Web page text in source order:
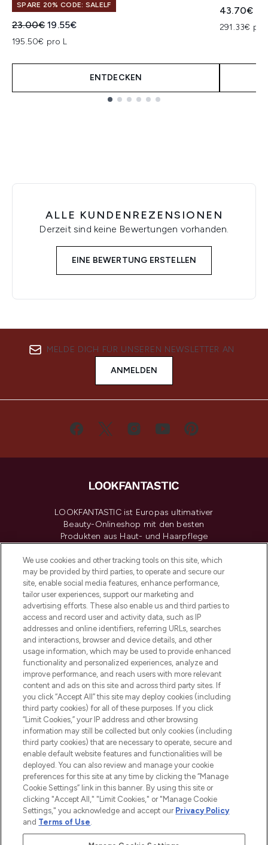
SPARE 20% CODE: SALELF
Unverbindliche Preisempfehlung:
23.00€Aktueller Preis:
19.55€
195.50€ pro L
ENTDECKEN
43.70€
291.33€
ALLE KUNDENREZENSIONEN
Derzeit sind keine Bewertungen vorhanden.
EINE BEWERTUNG ERSTELLEN
MELDE DICH FÜR UNSEREN NEWSLETTER AN
ANMELDEN
LOOKFANTASTIC ist Europas ultimativer
Beauty-Onlineshop mit den besten
Produkten aus Haut- und Haarpflege
renommierten Marken. Shoppe online
oder über die App mit kostenloser
Lieferung ab einem Einkaufswert von 30€.
Cookie-Einwilligung
Do Not Sell or Share My Personal
Information
HILFE & INFORMATION
IMPRESSUM
ÜBER LOOKFANTASTIC
COVID-19
Pay Securely With
We use cookies and other tracking tools on this site, which
may be provided by third parties, to operate and secure our
site, enable social media features, enhance performance,
tailor user experiences, support our marketing and
advertising efforts. These also enable us and third parties to
access and record user and activity data, such as IP
addresses and online identifiers, referring URLs, searches
and interactions, browser and device details, and other
usage information, which may be used to provide enhanced
functionality and personalized experiences, analyze and
improve performance, and reach users with more relevant
content and ads on this site and across third party sites. If
you click “Accept All” this site may deploy cookies (including
third party cookies) for all of these purposes. If you click
“Limit Cookies,” your IP address and other browsing
information may still be collected but only cookies (including
third party cookies) that are necessary to operate, secure and
enable default website features and functionalities will be
deployed. You can also review and manage your cookie
preferences for this site at any time by clicking the “Manage
Cookie Settings” link in this banner. By using this site or
clicking "Accept All," "Limit Cookies," or "Manage Cookie
Settings," you acknowledge and accept our Privacy Policy
and Terms of Use.